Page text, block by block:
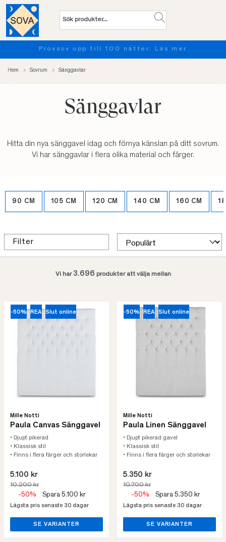
Provsov upp till 100 nätter. Läs mer
Hem Sovrum Sänggavlar
Sänggavlar
Hitta din nya sänggavel idag och förnya känslan på ditt sovrum.
Vi har sänggavlar i flera olika material och färger.
90 CM 105 CM 120 CM 140 CM 160 CM
Filter
Vi har 3.696 produkter att välja mellan
-50% REA Slut online
Mille Notti
Paula Canvas Sänggavel
• Djupt pikerad
• Klassisk stil
• Finns i flera färger och storlekar
5.100 kr
10.200 kr
-50% Spara 5.100 kr
Lägsta pris senaste 30 dagar
SE VARIANTER
-50% REA Slut online
Mille Notti
Paula Linen Sänggavel
• Djupt pikerad gavel
• Klassisk stil
• Finns i flera färger och storlekar
5.350 kr
10.700 kr
-50% Spara 5.350 kr
Lägsta pris senaste 30 dagar
SE VARIANTER